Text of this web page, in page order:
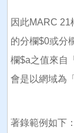
因此MARC
的分欄$0或分
欄$a之值來自
會是以網域為
著錄範例如下：